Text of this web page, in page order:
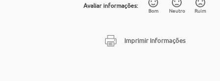
Avaliar informações:
Bom Neutro Ruim
Imprimir Informações